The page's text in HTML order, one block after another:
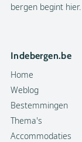
bergen begint hier.
Indebergen.be
Home
Weblog
Bestemmingen
Thema's
Accommodaties